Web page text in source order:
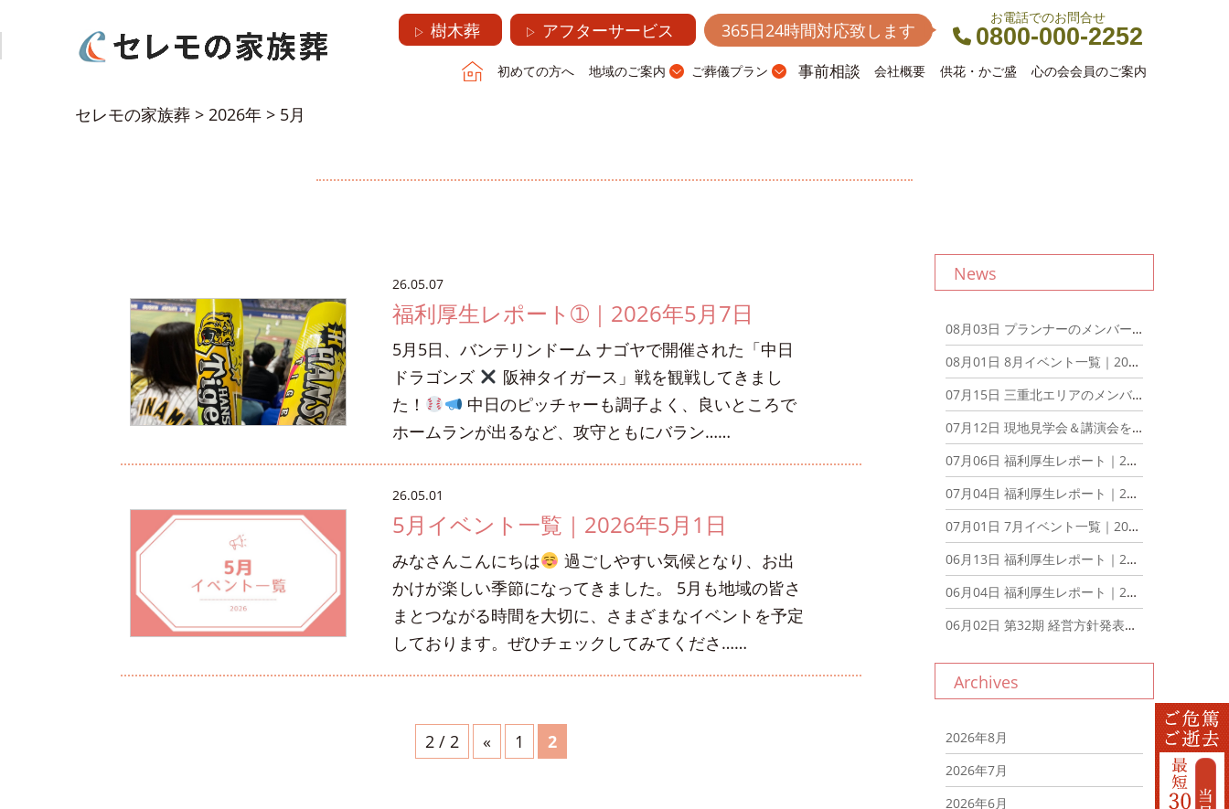
▷ 樹木葬 ▷ アフターサービス 365日24時間対応致します
お電話でのお問合せ
0800-000-2252
初めての方へ 地域のご案内 ご葬儀プラン 事前相談 会社概要 供花・かご盛 心の会会員のご案内
セレモの家族葬 > 2026年 > 5月
26.05.07
福利厚生レポート➀｜2026年5月7日
5月5日、バンテリンドーム ナゴヤで開催された「中日
ドラゴンズ
阪神タイガース」戦を観戦してきまし
た！
中日のピッチャーも調子よく、良いところで
ホームランが出るなど、攻守ともにバラン……
26.05.01
5月イベント一覧｜2026年5月1日
みなさんこんにちは
過ごしやすい気候となり、お出
かけが楽しい季節になってきました。 5月も地域の皆さ
まとつながる時間を大切に、さまざまなイベントを予定
しております。ぜひチェックしてみてくださ……
2 / 2 « 1 2
News
08月03日 プランナーのメンバーでディナーミーティングを開催しました！｜2026年8月3日
08月01日 8月イベント一覧｜2026年8月1日
07月15日 三重北エリアのメンバーでディナーミーティングを開催しました！｜2026年7月15日
07月12日 現地見学会＆講演会を開催いたしました！｜2026年7月12日
07月06日 福利厚生レポート｜2026年7月6日
07月04日 福利厚生レポート｜2026年7月4日
07月01日 7月イベント一覧｜2026年7月1日
06月13日 福利厚生レポート｜2026年6月13日
06月04日 福利厚生レポート｜2026年6月4日
06月02日 第32期 経営方針発表会を行いました。｜2026年6月2日
Archives
2026年8月
2026年7月
2026年6月